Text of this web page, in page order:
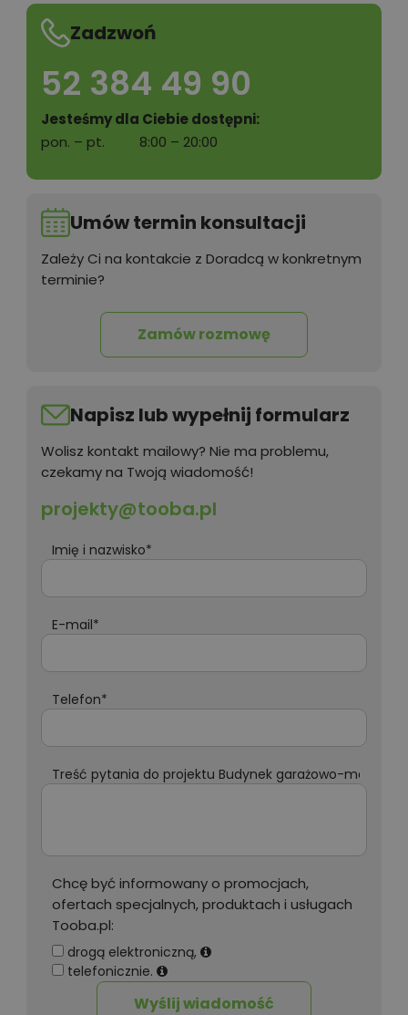
Zadzwoń
52 384 49 90
Jesteśmy dla Ciebie dostępni:
pon. – pt.
8:00 – 20:00
Umów termin konsultacji
Zależy Ci na kontakcie z Doradcą w konkretnym
terminie?
Zamów rozmowę
Napisz lub wypełnij formularz
Wolisz kontakt mailowy? Nie ma problemu,
czekamy na Twoją wiadomość!
projekty@tooba.pl
Imię i nazwisko*
E-mail*
Telefon*
Treść pytania do projektu Budynek garażowo-
Chcę być informowany o promocjach,
ofertach specjalnych, produktach i usługach
Tooba.pl:
drogą elektroniczną,
telefonicznie.
Wyślij wiadomość